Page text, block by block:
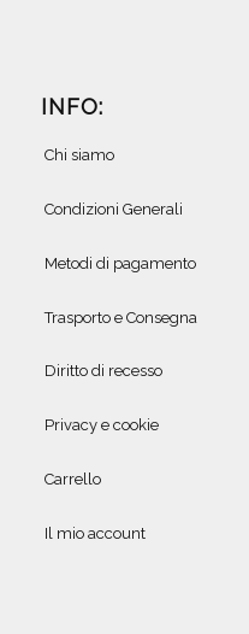
INFO:
Chi siamo
Condizioni Generali
Metodi di pagamento
Trasporto e Consegna
Diritto di recesso
Privacy e cookie
Carrello
Il mio account